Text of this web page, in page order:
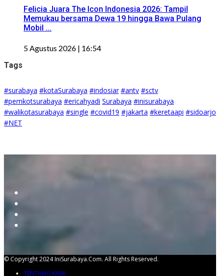
Felicia Juara The Icon Indonesia 2026: Tampil
Memukau bersama Dewa 19 hingga Bawa Pulang
Mobil ...
5 Agustus 2026 | 16:54
Tags
#surabaya #kotaSurabaya #indosiar #antv #sctv
#pemkotsurabaya #ericahyadi Surabaya #inisurabaya
#walikotasurabaya #single #covid19 #jakarta #keretaapi #sidoarjo
#NET
© Copyright 2024 IniSurabaya.com. All Rights Reserved.
TENTANG KAMI